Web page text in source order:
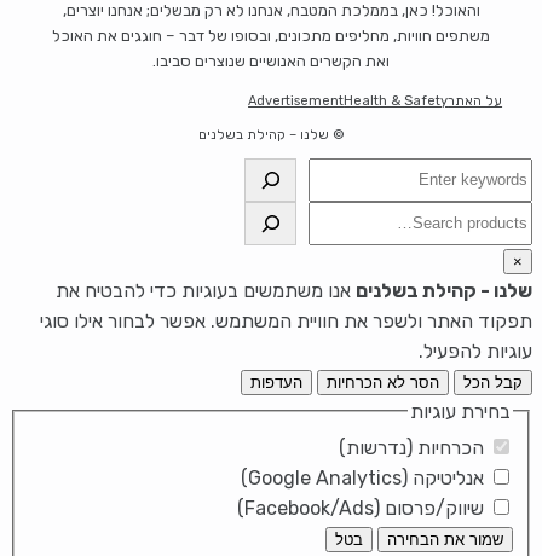
והאוכל! כאן, בממלכת המטבח, אנחנו לא רק מבשלים; אנחנו יוצרים,
משתפים חוויות, מחליפים מתכונים, ובסופו של דבר – חוגגים את האוכל
ואת הקשרים האנושיים שנוצרים סביבו.
על האתרHealth & Safety
Advertisement
© שלנו – קהילת בשלנים
חיפוש
חיפוש
×
שלנו - קהילת בשלנים אנו משתמשים בעוגיות כדי להבטיח את
תפקוד האתר ולשפר את חוויית המשתמש. אפשר לבחור אילו סוגי
עוגיות להפעיל.
קבל הכל הסר לא הכרחיות העדפות
בחירת עוגיות
הכרחיות (נדרשות)
אנליטיקה (Google Analytics)
שיווק/פרסום (Facebook/Ads)
שמור את הבחירה בטל